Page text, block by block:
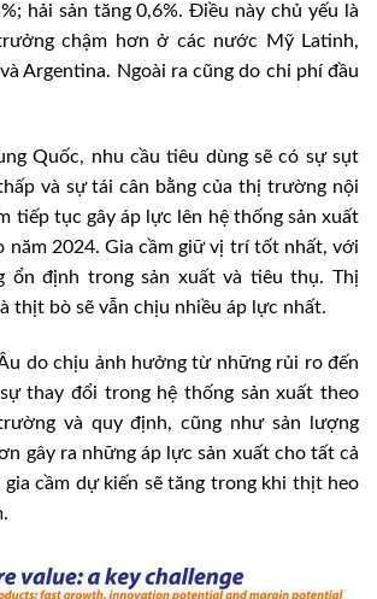
hải sản tăng 0,6%. Điều này chủ yếu là
chậm hơn ở các nước Mỹ Latinh,
Argentina. Ngoài ra cũng do chi phí đầu
Quốc, nhu cầu tiêu dùng sẽ có sự sụt
và sự tái cân bằng của thị trường nội
tiếp tục gây áp lực lên hệ thống sản xuất
năm 2024. Gia cầm giữ vị trí tốt nhất, với
ổn định trong sản xuất và tiêu thụ. Thị
thịt bò sẽ vẫn chịu nhiều áp lực nhất.
do chịu ảnh hưởng từ những rủi ro đến
thay đổi trong hệ thống sản xuất theo
và quy định, cũng như sản lượng
gây ra những áp lực sản xuất cho tất cả
gia cầm dự kiến sẽ tăng trong khi thịt heo